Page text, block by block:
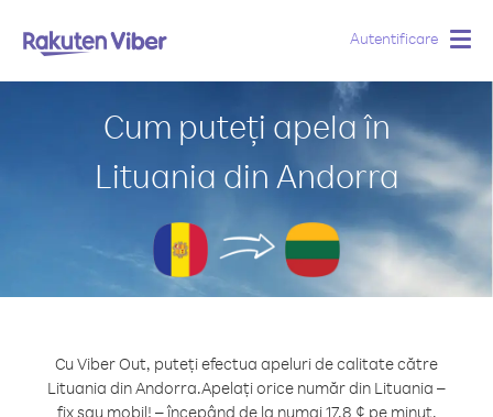
Autentificare
Cum puteți apela în
Lituania din Andorra
Cu Viber Out, puteți efectua apeluri de calitate către
Lituania din Andorra.Apelați orice număr din Lituania –
fix sau mobil! – începând de la numai 17.8 ¢ pe minut.